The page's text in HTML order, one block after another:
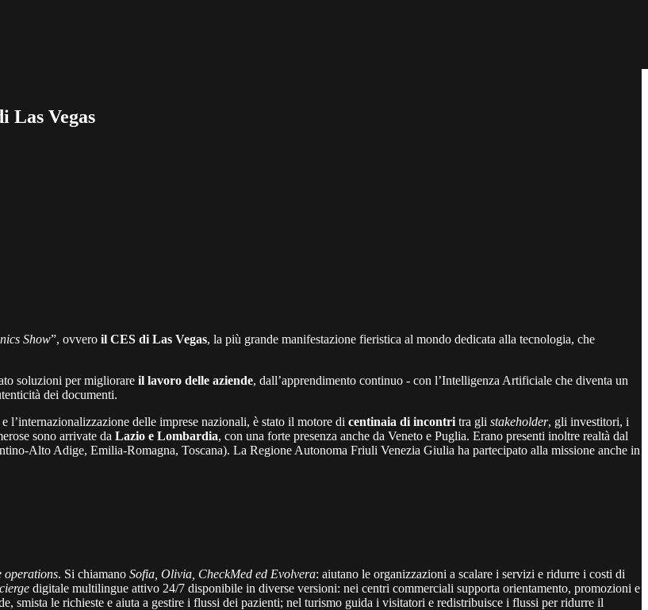
Las Vegas
Show”, ovvero il CES di Las Vegas, la più grande manifestazione fieristica al mondo dedicata alla tecnologia, che
soluzioni per migliorare il lavoro delle aziende, dall’apprendimento continuo - con l’Intelligenza Artificiale che diventa un
dei documenti.
delle imprese nazionali, è stato il motore di centinaia di incontri tra gli stakeholder, gli investitori, i
sono arrivate da Lazio e Lombardia, con una forte presenza anche da Veneto e Puglia. Erano presenti inoltre realtà dal
Alto Adige, Emilia-Romagna, Toscana). La Regione Autonoma Friuli Venezia Giulia ha partecipato alla missione anche in
operations. Si chiamano Sofia, Olivia, CheckMed ed Evolvera: aiutano le organizzazioni a scalare i servizi e ridurre i costi di
digitale multilingue attivo 24/7 disponibile in diverse versioni: nei centri commerciali supporta orientamento, promozioni e
smista le richieste e aiuta a gestire i flussi dei pazienti; nel turismo guida i visitatori e redistribuisce i flussi per ridurre il